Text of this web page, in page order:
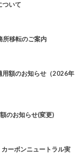
ついて
所移転のご案内
用額のお知らせ（2026年
のお知らせ(変更)
ーボンニュートラル実